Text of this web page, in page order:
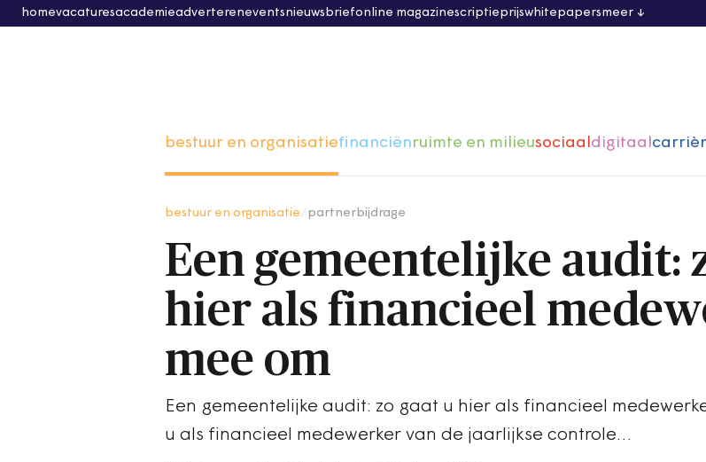
homevacaturesacademieadvertereneventsnieuwsbriefonline magazinescriptieprijswhitepapersmeer
bestuur en organisatiefinanciënruimte en milieusociaaldigitaal
bestuur en organisatie partnerbijdrage
Een gemeentelijke audit:
hier als financieel
mee om
Een gemeentelijke audit: zo gaat u hier als financieel
u als financieel medewerker van de jaarlijkse controle…